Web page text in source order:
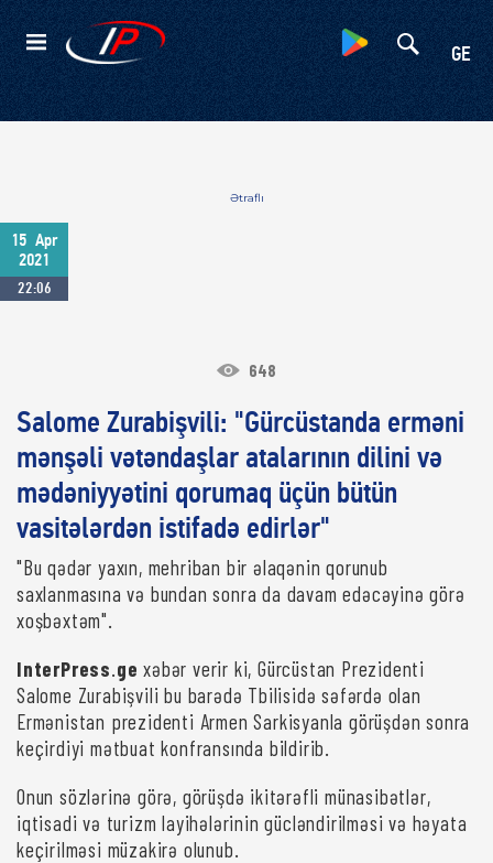
GE
Kateqoriyalar
Ətraflı
15 Apr
2021
22:06
648
Salome Zurabişvili: "Gürcüstanda erməni
mənşəli vətəndaşlar atalarının dilini və
mədəniyyətini qorumaq üçün bütün
vasitələrdən istifadə edirlər"
"Bu qədər yaxın, mehriban bir əlaqənin qorunub
saxlanmasına və bundan sonra da davam edəcəyinə görə
xoşbəxtəm".
InterPress.ge xəbər verir ki, Gürcüstan Prezidenti
Salome Zurabişvili bu barədə Tbilisidə səfərdə olan
Ermənistan prezidenti Armen Sarkisyanla görüşdən sonra
keçirdiyi mətbuat konfransında bildirib.
Onun sözlərinə görə, görüşdə ikitərəfli münasibətlər,
iqtisadi və turizm layihələrinin gücləndirilməsi və həyata
keçirilməsi müzakirə olunub.